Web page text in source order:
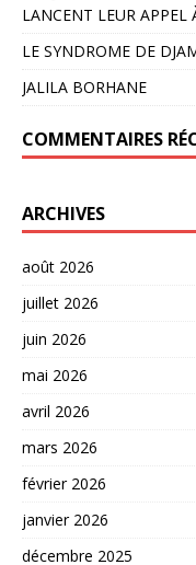
LANCENT LEUR APPEL
LE SYNDROME DE
JALILA BORHANE
COMMENTAIRES
ARCHIVES
août 2026
juillet 2026
juin 2026
mai 2026
avril 2026
mars 2026
février 2026
janvier 2026
décembre 2025